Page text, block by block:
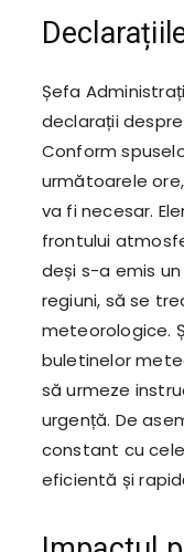
Șefa
declarații
Conform
următoarele
va fi necesar.
frontului
deși s-a emis
regiuni, să se
meteorologice.
buletinelor
să urmeze
urgență. De
constant cu
eficientă și